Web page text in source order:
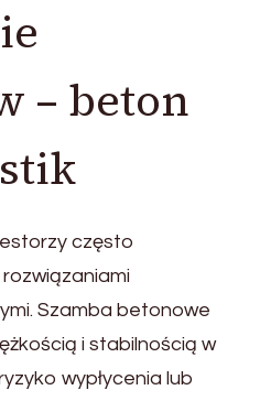
– beton
często
Szamba betonowe
i stabilnością w
wypłycenia lub